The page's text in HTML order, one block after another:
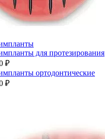
для протезирования
₽
ортодонтические
₽